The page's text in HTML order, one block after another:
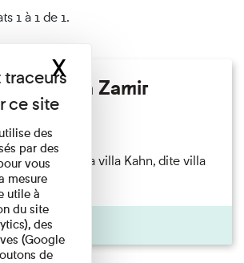
1 à 1 de 1.
- Villa Zamir
nord-est de la villa Kahn, dite villa
du ...
des
par des
vous
mesure
utile à
du site
des
(Google
de
XMasquer le